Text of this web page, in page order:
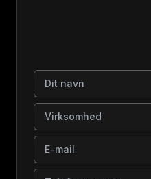
Dit navn
Virksomhed
E-mail
Telefonnummer